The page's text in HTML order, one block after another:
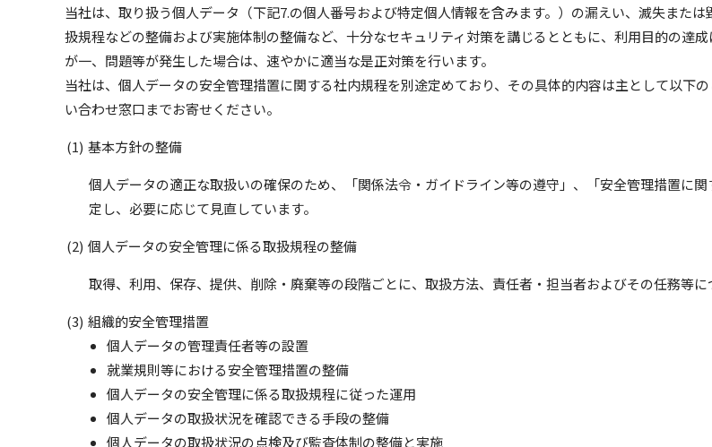
当社は、取り扱う個人データ（下記7.の個人番号および特定個人情報を含みます。）の漏えい、滅失また
扱規程などの整備および実施体制の整備など、十分なセキュリティ対策を講じるとともに、利用目的の達
が一、問題等が発生した場合は、速やかに適当な是正対策を行います。
当社は、個人データの安全管理措置に関する社内規程を別途定めており、その具体的内容は主として以下
い合わせ窓口までお寄せください。
基本方針の整備
個人データの適正な取扱いの確保のため、「関係法令・ガイドライン等の遵守」、「安全管理措置に
定し、必要に応じて見直しています。
個人データの安全管理に係る取扱規程の整備
取得、利用、保存、提供、削除・廃棄等の段階ごとに、取扱方法、責任者・担当者およびその任務等
組織的安全管理措置
個人データの管理責任者等の設置
就業規則等における安全管理措置の整備
個人データの安全管理に係る取扱規程に従った運用
個人データの取扱状況を確認できる手段の整備
個人データの取扱状況の点検及び監査体制の整備と実施